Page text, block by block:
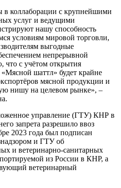
в коллаборации с крупнейшими
услуг и ведущими
нашу способность
условиям мировой торговли,
выгодные
непрерывной
что с учётом открытия
шаттл» будет крайне
мясной продукции и
нишу на целевом рынке», –
управление (ГТУ) КНР в
запрета разрешило ввоз
2023 года был подписан
и ГТУ об
и ветеринарно-санитарных
из России в КНР, а
ветеринарный